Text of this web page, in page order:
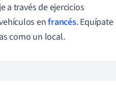
a través de ejercicios
enfrancés. Equípate
como un local.